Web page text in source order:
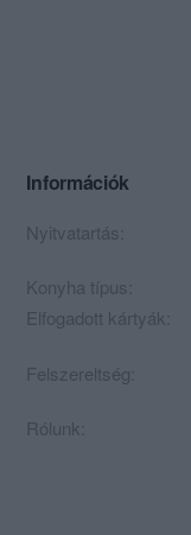
Információk
Nyitvatartás:
Konyha típus:
Elfogadott kártyák:
Felszereltség:
Rólunk: